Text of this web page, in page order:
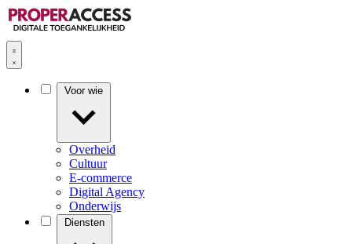
Overheid
Cultuur
E-commerce
Digital Agency
Onderwijs